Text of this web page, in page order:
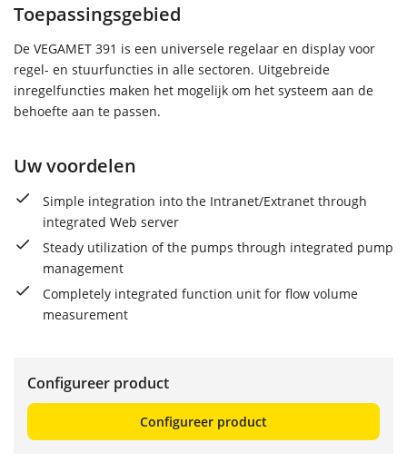
Toepassingsgebied
De VEGAMET 391 is een universele regelaar en display voor
regel- en stuurfuncties in alle sectoren. Uitgebreide
inregelfuncties maken het mogelijk om het systeem aan de
behoefte aan te passen.
Uw voordelen
Simple integration into the Intranet/Extranet through
integrated Web server
Steady utilization of the pumps through integrated pump
management
Completely integrated function unit for flow volume
measurement
Configureer product
Configureer product